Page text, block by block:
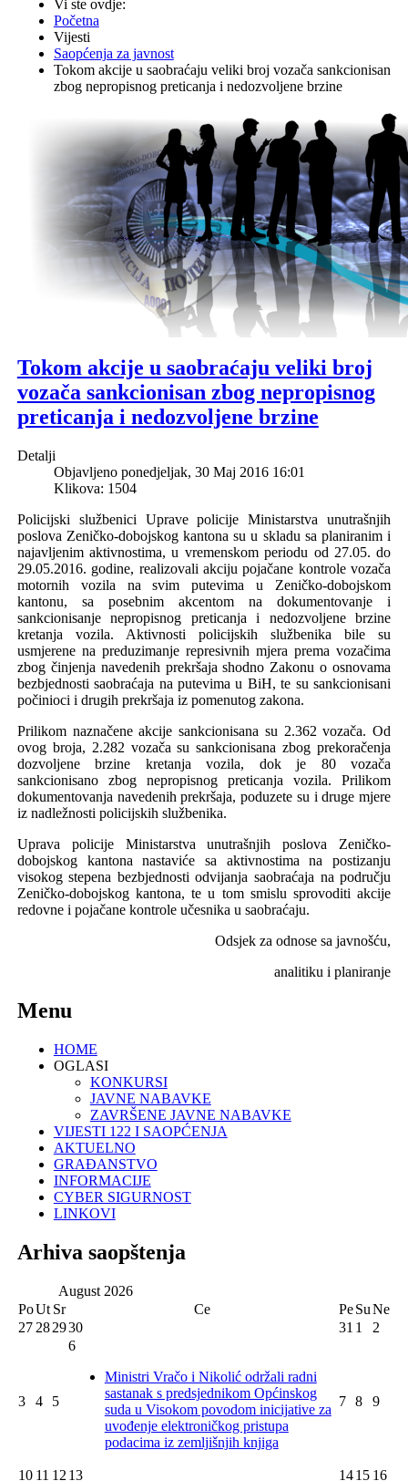
Vi ste ovdje:
Početna
Vijesti
Saopćenja za javnost
Tokom akcije u saobraćaju veliki broj vozača sankcionisan
zbog nepropisnog preticanja i nedozvoljene brzine
Tokom akcije u saobraćaju veliki broj
vozača sankcionisan zbog nepropisnog
preticanja i nedozvoljene brzine
Detalji
Objavljeno ponedjeljak, 30 Maj 2016 16:01
Klikova: 1504
Policijski službenici Uprave policije Ministarstva unutrašnjih
poslova Zeničko-dobojskog kantona su u skladu sa planiranim i
najavljenim aktivnostima, u vremenskom periodu od 27.05. do
29.05.2016. godine, realizovali akciju pojačane kontrole vozača
motornih vozila na svim putevima u Zeničko-dobojskom
kantonu, sa posebnim akcentom na dokumentovanje i
sankcionisanje nepropisnog preticanja i nedozvoljene brzine
kretanja vozila. Aktivnosti policijskih službenika bile su
usmjerene na preduzimanje represivnih mjera prema vozačima
zbog činjenja navedenih prekršaja shodno Zakonu o osnovama
bezbjednosti saobraćaja na putevima u BiH, te su sankcionisani
počinioci i drugih prekršaja iz pomenutog zakona.
Prilikom naznačene akcije sankcionisana su 2.362 vozača. Od
ovog broja, 2.282 vozača su sankcionisana zbog prekoračenja
dozvoljene brzine kretanja vozila, dok je 80 vozača
sankcionisano zbog nepropisnog preticanja vozila. Prilikom
dokumentovanja navedenih prekršaja, poduzete su i druge mjere
iz nadležnosti policijskih službenika.
Uprava policije Ministarstva unutrašnjih poslova Zeničko-
dobojskog kantona nastaviće sa aktivnostima na postizanju
visokog stepena bezbjednosti odvijanja saobraćaja na području
Zeničko-dobojskog kantona, te u tom smislu sprovoditi akcije
redovne i pojačane kontrole učesnika u saobraćaju.
Odsjek za odnose sa javnošću,
analitiku i planiranje
Menu
HOME
OGLASI
KONKURSI
JAVNE NABAVKE
ZAVRŠENE JAVNE NABAVKE
VIJESTI 122 I SAOPĆENJA
AKTUELNO
GRAĐANSTVO
INFORMACIJE
CYBER SIGURNOST
LINKOVI
Arhiva saopštenja
August 2026
PoUt Sr Ce PeSuNe
27282930 31 1 2
3 4 5
6
Ministri Vračo i Nikolić održali radni
sastanak s predsjednikom Općinskog
suda u Visokom povodom inicijative za
uvođenje elektroničkog pristupa
podacima iz zemljišnjih knjiga
7 8 9
10 11 1213 1415 16